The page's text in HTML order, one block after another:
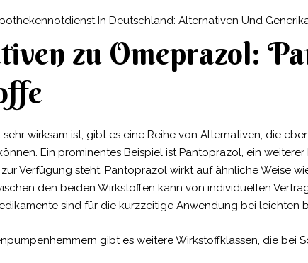
zu Omeprazol:
wirksam ist, gibt es eine Reihe von Alternativen, die
Ein prominentes Beispiel ist Pantoprazol, ein
Verfügung steht. Pantoprazol wirkt auf ähnliche Weise
den beiden Wirkstoffen kann von individuellen
sind für die kurzzeitige Anwendung bei leichten
gibt es weitere Wirkstoffklassen, die bei